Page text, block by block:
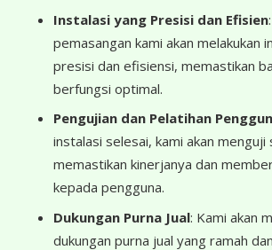
Instalasi yang Presisi dan Efisien
pemasangan kami akan melakukan
presisi dan efisiensi, memastikan
berfungsi optimal.
Pengujian dan Pelatihan
instalasi selesai, kami akan
memastikan kinerjanya dan
kepada pengguna.
Dukungan Purna Jual: Kami akan
dukungan purna jual yang ramah